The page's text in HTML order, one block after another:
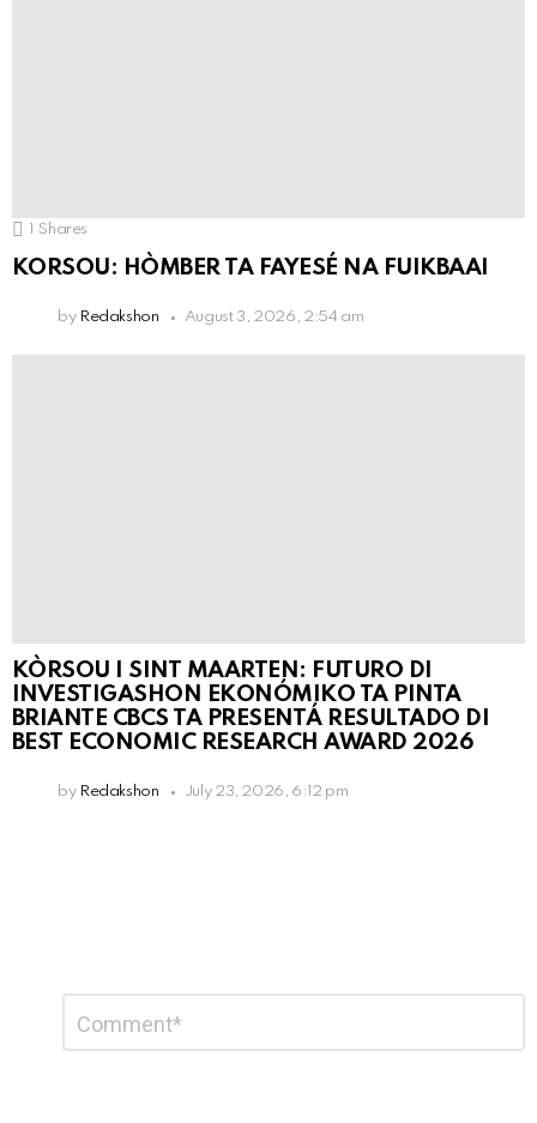
1 Shares
KORSOU: HÒMBER TA FAYESÉ NA FUIKBAAI
by Redakshon August 3, 2026, 2:54 am
KÒRSOU I SINT MAARTEN: FUTURO DI
INVESTIGASHON EKONÓMIKO TA PINTA
BRIANTE CBCS TA PRESENTÁ RESULTADO DI
BEST ECONOMIC RESEARCH AWARD 2026
by Redakshon July 23, 2026, 6:12 pm
Reply